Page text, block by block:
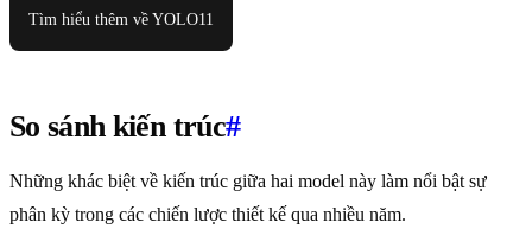
Tìm hiểu thêm về YOLO11
So sánh kiến trúc#
Những khác biệt về kiến trúc giữa hai model này làm nổi bật sự
phân kỳ trong các chiến lược thiết kế qua nhiều năm.